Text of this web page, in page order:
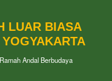
LUAR BIASA
Andal Berbudaya